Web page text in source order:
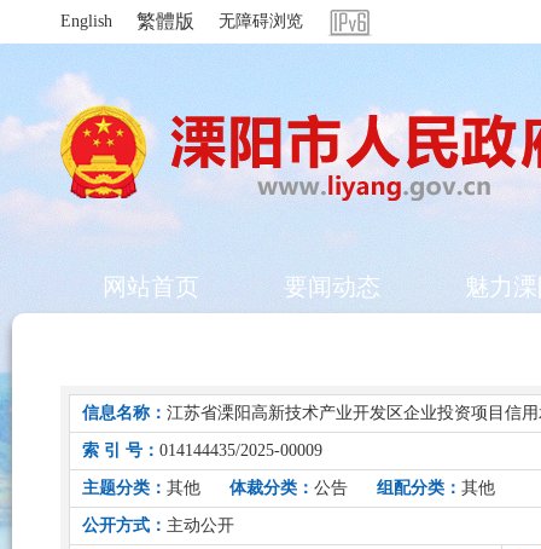
English 繁體版 无障碍浏览
网站首页 要闻动态 魅力
信息名称： 江苏省溧阳高新技术产业开发区企业投资项目信
索 引 号： 014144435/2025-00009
主题分类： 其他 体裁分类： 公告 组配分类： 其他
公开方式： 主动公开